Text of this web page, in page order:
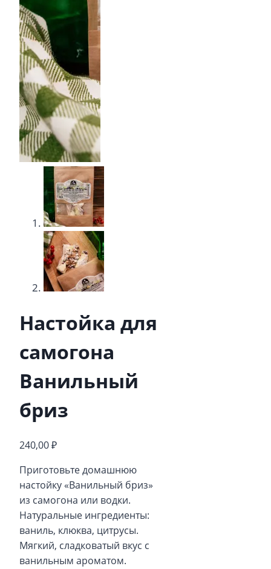
Настойка для
самогона
Ванильный
бриз
240,00₽
Приготовьте домашнюю
настойку «Ванильный бриз»
из самогона или водки.
Натуральные ингредиенты:
ваниль, клюква, цитрусы.
Мягкий, сладковатый вкус с
ванильным ароматом.